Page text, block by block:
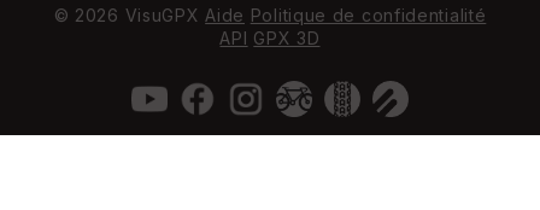
© 2026 VisuGPX Aide Politique de confidentialité
API GPX 3D